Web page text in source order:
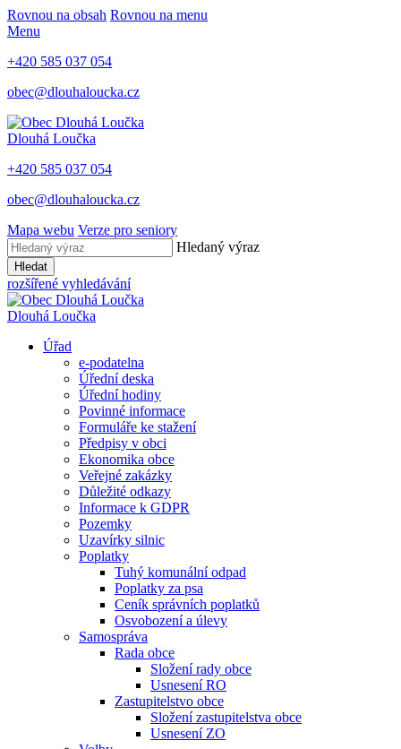
Rovnou na obsah Rovnou na menu
Menu
+420 585 037 054
obec@dlouhaloucka.cz
Dlouhá Loučka
+420 585 037 054
obec@dlouhaloucka.cz
Mapa webu Verze pro seniory
Hledaný výraz
Hledat
rozšířené vyhledávání
Dlouhá Loučka
Úřad
e-podatelna
Úřední deska
Úřední hodiny
Povinné informace
Formuláře ke stažení
Předpisy v obci
Ekonomika obce
Veřejné zakázky
Důležité odkazy
Informace k GDPR
Pozemky
Uzavírky silnic
Poplatky
Tuhý komunální odpad
Poplatky za psa
Ceník správních poplatků
Osvobození a úlevy
Samospráva
Rada obce
Složení rady obce
Usnesení RO
Zastupitelstvo obce
Složení zastupitelstva obce
Usnesení ZO